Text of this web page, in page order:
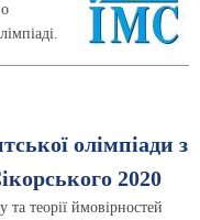
олімпіади з
2020
теорії ймовірностей